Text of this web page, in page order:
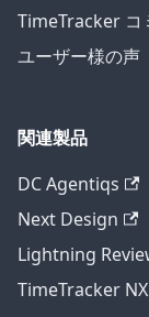
TimeTracker コ
ユーザー様の声
関連製品
DC Agentiqs
Next Design
Lightning
TimeTracker NX